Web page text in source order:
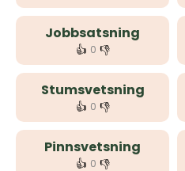
Jobbsatsning
👍 0 👎
Stumsvetsning
👍 0 👎
Pinnsvetsning
👍 0 👎